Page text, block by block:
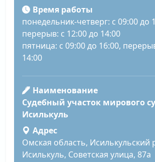
Время работы
понедельник-четверг: с 09:00 до
перерыв: с 12:00 до 14:00
пятница: с 09:00 до 16:00,
14:00
Наименование
Судебный участок мирового
Исилькуль
Адрес
Омская область, Исилькульский
Исилькуль, Советская улица, 87а